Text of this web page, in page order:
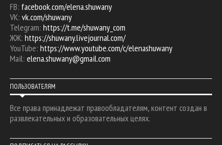
FB: facebook.com/elena.shuwany
VK: vk.com/shuwany
Telegram: https://t.me/shuwany_com
ЖЖ: https://shuwany.livejournal.com/
YouTube: https://www.youtube.com/c/elenashuwany
Mail: elena.shuwany@gmail.com
ПОЛЬЗОВАТЕЛЯМ
Все права принадлежат правообладателям, контент создан в
развлекательных и образовательных целях.